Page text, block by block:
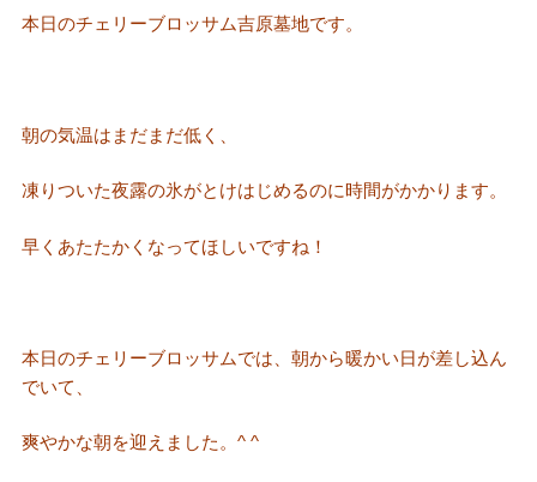
本日のチェリーブロッサム吉原墓地です。
朝の気温はまだまだ低く、
凍りついた夜露の氷がとけはじめるのに時間がかかります。
早くあたたかくなってほしいですね！
本日のチェリーブロッサムでは、朝から暖かい日が差し込ん
でいて、
爽やかな朝を迎えました。^ ^